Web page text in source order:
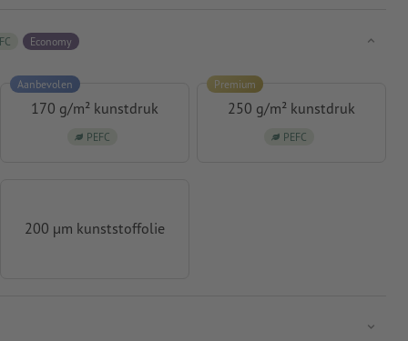
Economy
170 g/m² kunstdruk
PEFC
Aanbevolen
250 g/m² kunstdruk
PEFC
Premium
200 µm kunststoffolie